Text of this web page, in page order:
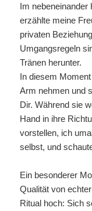
Im nebeneinander
erzählte meine
privaten
Umgangsregeln
Tränen herunter.
In diesem
Arm nehmen und
Dir. Während sie
Hand in ihre
vorstellen, ich
selbst, und
Ein besonderer
Qualität von
Ritual hoch: Sich